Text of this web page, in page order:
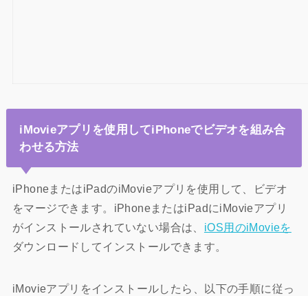
iMovieアプリを使用してiPhoneでビデオを組み合
わせる方法
iPhoneまたはiPadのiMovieアプリを使用して、ビデオ
をマージできます。iPhoneまたはiPadにiMovieアプリ
がインストールされていない場合は、 iOS用のiMovieを
ダウンロードしてインストールできます。
iMovieアプリをインストールしたら、以下の手順に従っ